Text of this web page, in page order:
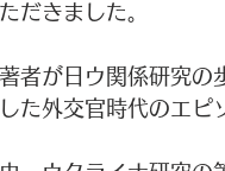
だきました。
者が日ウ関係研究
た外交官時代のエピ